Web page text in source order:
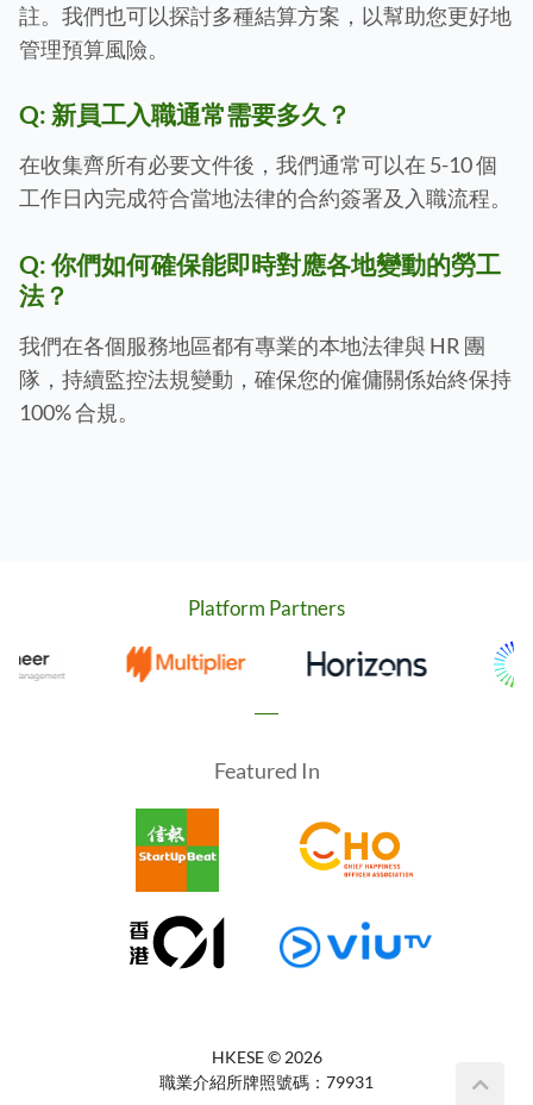
註。我們也可以探討多種結算方案，以幫助您更好地
管理預算風險。
Q: 新員工入職通常需要多久？
在收集齊所有必要文件後，我們通常可以在 5-10 個
工作日內完成符合當地法律的合約簽署及入職流程。
Q:你們如何確保能即時對應各地變動的勞工
法？
我們在各個服務地區都有專業的本地法律與 HR 團
隊，持續監控法規變動，確保您的僱傭關係始終保持
100% 合規。
Platform Partners
Featured In
HKESE © 2026
職業介紹所牌照號碼：79931